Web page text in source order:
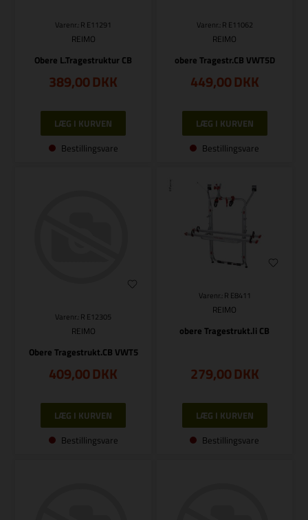
Varenr.: R E11291
REIMO
Obere L.Tragestruktur CB
389,00DKK
Bestillingsvare
Varenr.: R E11062
REIMO
obere Tragestr.CB VWT5D
449,00DKK
Bestillingsvare
Varenr.: R E12305
REIMO
Obere Tragestrukt.CB VWT5
409,00DKK
Bestillingsvare
Varenr.: R E8411
REIMO
obere Tragestrukt.li CB
279,00DKK
Bestillingsvare